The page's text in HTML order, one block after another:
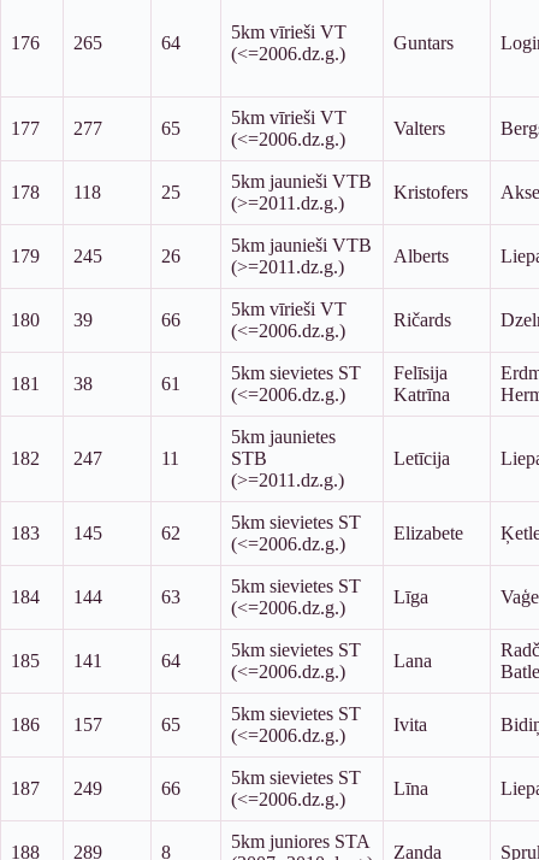
176 265 64
5km vīrieši VT
(<=2006.dz.g.)
Guntars
177 277 65
5km vīrieši VT
(<=2006.dz.g.)
Valters
178 118 25
5km jaunieši VTB
(>=2011.dz.g.)
Kristofers
179 245 26
5km jaunieši VTB
(>=2011.dz.g.)
Alberts
180 39 66
5km vīrieši VT
(<=2006.dz.g.)
Ričards
181 38 61
5km sievietes ST
(<=2006.dz.g.)
Felīsija
Katrīna
182 247 11
5km jaunietes
STB
(>=2011.dz.g.)
Letīcija
183 145 62
5km sievietes ST
(<=2006.dz.g.)
Elizabete
184 144 63
5km sievietes ST
(<=2006.dz.g.)
Līga
185 141 64
5km sievietes ST
(<=2006.dz.g.)
Lana
186 157 65
5km sievietes ST
(<=2006.dz.g.)
Ivita
187 249 66
5km sievietes ST
(<=2006.dz.g.)
Līna
188 289 8
5km juniores STA
Zanda